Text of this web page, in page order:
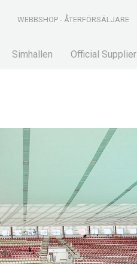
WEBBSHOP - ÅTERFÖRSÄLJARE
Simhallen Official Supplier